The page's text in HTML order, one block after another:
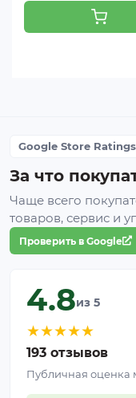
Google Store Ratings
За что
Чаще всего
товаров, сервис и
Проверить в Google
4.8из 5
★★★★★
193 отзывов
Публичная оценка